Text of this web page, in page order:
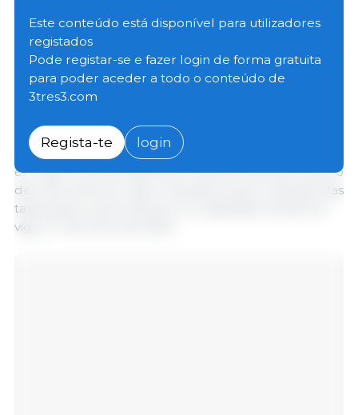
aplicadas às nações mais desenvolvidas (NMF) para o
milho, o trigo e a carne de porco congelada. O
Decreto elimina as taxas aduaneiras NMF sobre
todos os tipos de trigo, reduz as do milho de 5% para
2% ediminui as da carne de porco congelada de 15%
As reduções tarifárias para o trigo e o milho entrarão
em vigor a 30 de Dezembro de 2021, altura em que o
decreto entra em vigor, enquanto que a redução das
taxas para a carne de porco congelada entrará em
vigor a 1 de Julho de 2022.
Este conteúdo está disponível para utilizadores
registados
Pode registar-se e fazer login de forma gratuita
para poder aceder a todo o conteúdo de
3tres3.com
Regista-te login